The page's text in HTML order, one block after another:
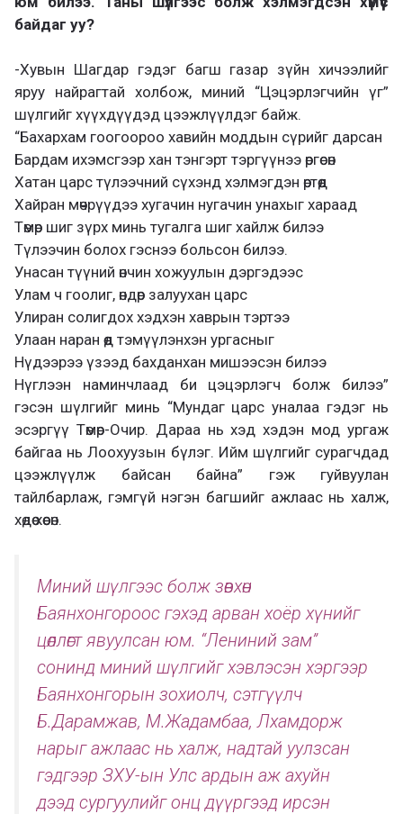
байдаг уу?
-Хувын Шагдар гэдэг багш газар зүйн хичээлийг
яруу найрагтай холбож, миний “Цэцэрлэгчийн үг”
шүлгийг хүүхдүүдэд цээжлүүлдэг байж.
“Бахархам гоогоороо хавийн моддын сүрийг дарсан
Бардам ихэмсгээр хан тэнгэрт тэргүүнээ өргөсөн
Хатан царс түлээчний сүхэнд хэлмэгдэн өртөөд
Хайран мөчрүүдээ хугачин нугачин унахыг хараад
Төмөр шиг зүрх минь тугалга шиг хайлж билээ
Түлээчин болох гэснээ больсон билээ.
Унасан түүний өнчин хожуулын дэргэдээс
Улам ч гоолиг, өндөр залуухан царс
Улиран солигдох хэдхэн хаврын тэртээ
Улаан наран өөд тэмүүлэнхэн ургасныг
Нүдээрээ үзээд бахданхан мишээсэн билээ
Нүглээн наминчлаад би цэцэрлэгч болж билээ”
гэсэн шүлгийг минь “Мундаг царс уналаа гэдэг нь
эсэргүү Төмөр-Очир. Дараа нь хэд хэдэн мод ургаж
байгаа нь Лоохуузын бүлэг. Ийм шүлгийг сурагчдад
цээжлүүлж байсан байна” гэж гуйвуулан
тайлбарлаж, гэмгүй нэгэн багшийг ажлаас нь халж,
хөдөө хөөсөн.
Миний шүлгээс болж зөвхөн
Баянхонгороос гэхэд арван хоёр хүнийг
цөллөгт явуулсан юм. “Лениний зам”
сонинд миний шүлгийг хэвлэсэн хэргээр
Баянхонгорын зохиолч, сэтгүүлч
Б.Дарамжав, М.Жадамбаа, Лхамдорж
нарыг ажлаас нь халж, надтай уулзсан
гэдгээр ЗХУ-ын Улс ардын аж ахуйн
дээд сургуулийг онц дүүргээд ирсэн